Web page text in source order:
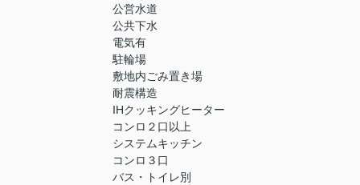
公営水道
公共下水
電気有
駐輪場
敷地内ごみ置き場
耐震構造
IHクッキングヒーター
コンロ２口以上
システムキッチン
コンロ３口
バス・トイレ別